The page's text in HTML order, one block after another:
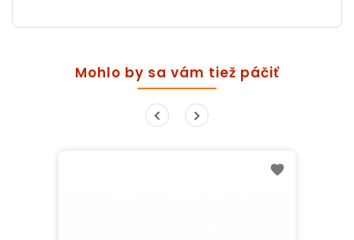
Mohlo by sa vám tiež páčiť